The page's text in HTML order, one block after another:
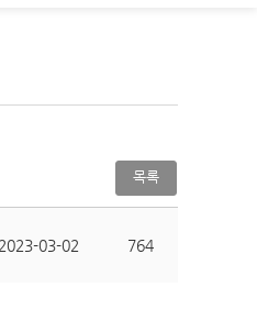
목록
2023-03-02 764